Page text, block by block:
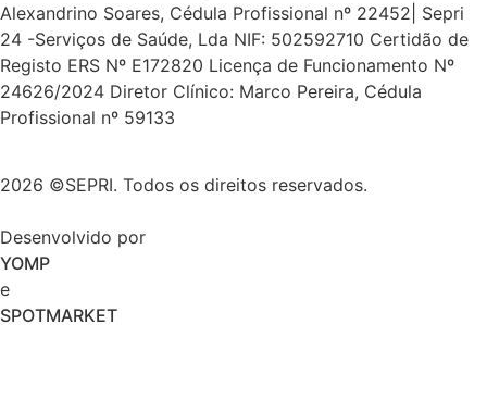
Alexandrino Soares, Cédula Profissional nº 22452| Sepri
24 -Serviços de Saúde, Lda NIF: 502592710 Certidão de
Registo ERS Nº E172820 Licença de Funcionamento Nº
24626/2024 Diretor Clínico: Marco Pereira, Cédula
Profissional nº 59133
2026 ©SEPRI. Todos os direitos reservados.
Desenvolvido por
YOMP
e
SPOTMARKET